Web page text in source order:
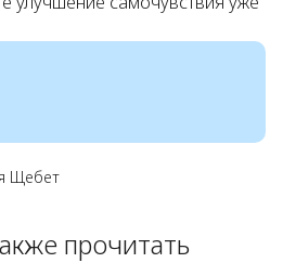
Щебет
прочитать